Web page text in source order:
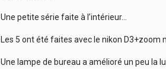
Une petite série faite à l’intérieur…
Les 5 ont été faites avec le nikon D3+zoom
Une lampe de bureau a amélioré un peu la